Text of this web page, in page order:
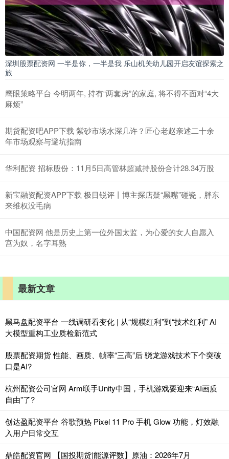
深圳股票配资网 一半是你，一半是我 乐山机关幼儿园开启友谊探索之
旅
鹰眼策略平台 今明两年, 持有“两套房”的家庭, 将不得不面对“4大
麻烦”
期货配资吧APP下载 紫砂市场水深几许？匠心老赵亲述二十余
年市场观察与避坑指南
华利配资 招标股份：11月5日高管林超减持股份合计28.34万股
新宝融资配资APP下载 极目锐评丨博主探店疑“黑嘴”碰瓷，胖东
来维权没毛病
中国配资网 他是历史上第一位外国太监，为心爱的女人自愿入
宫为奴，名字耳熟
最新文章
黑马盘配资平台 一线调研看变化 | 从“规模红利”到“技术红利” AI
大模型重构工业质检新范式
股票配资期货 性能、画质、帧率“三高”后 骁龙游戏技术下个突破
口是AI?
杭州配资公司官网 Arm联手Unity中国，手机游戏要迎来“AI画质
自由”了?
创达盈配资平台 谷歌预热 Pixel 11 Pro 手机 Glow 功能，灯效融
入用户日常交互
鼎皓配资官网 【国投期货|能源评数】原油：2026年7月